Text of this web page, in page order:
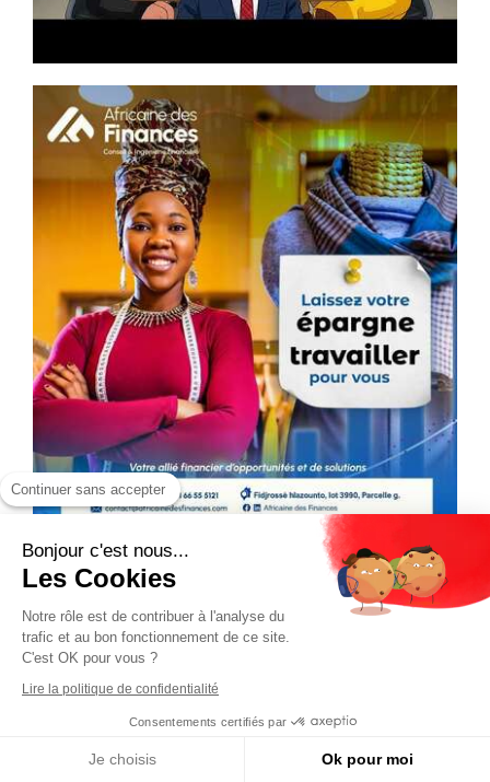
Continuer sans accepter
Bonjour c'est nous...
Les Cookies
Notre rôle est de contribuer à l'analyse du
trafic et au bon fonctionnement de ce site.
C'est OK pour vous ?
Lire la politique de confidentialité
Consentements certifiés par
Je choisis Ok pour moi